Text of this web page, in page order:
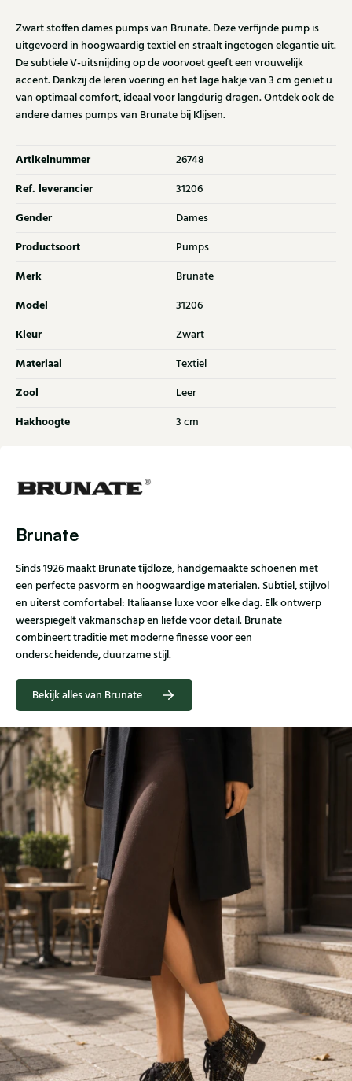
Zwart stoffen dames pumps van Brunate. Deze verfijnde pump is
uitgevoerd in hoogwaardig textiel en straalt ingetogen elegantie uit.
De subtiele V-uitsnijding op de voorvoet geeft een vrouwelijk
accent. Dankzij de leren voering en het lage hakje van 3 cm geniet u
van optimaal comfort, ideaal voor langdurig dragen. Ontdek ook de
andere dames pumps van Brunate bij Klijsen.
Artikelnummer 26748
Ref. leverancier 31206
Gender Dames
Productsoort Pumps
Merk Brunate
Model 31206
Kleur Zwart
Materiaal Textiel
Zool Leer
Hakhoogte 3 cm
Brunate
Sinds 1926 maakt Brunate tijdloze, handgemaakte schoenen met
een perfecte pasvorm en hoogwaardige materialen. Subtiel, stijlvol
en uiterst comfortabel: Italiaanse luxe voor elke dag. Elk ontwerp
weerspiegelt vakmanschap en liefde voor detail. Brunate
combineert traditie met moderne finesse voor een
onderscheidende, duurzame stijl.
Bekijk alles van Brunate